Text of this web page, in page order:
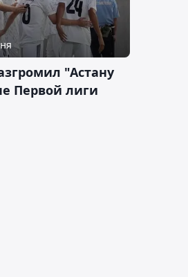
"Астану
Первой лиги